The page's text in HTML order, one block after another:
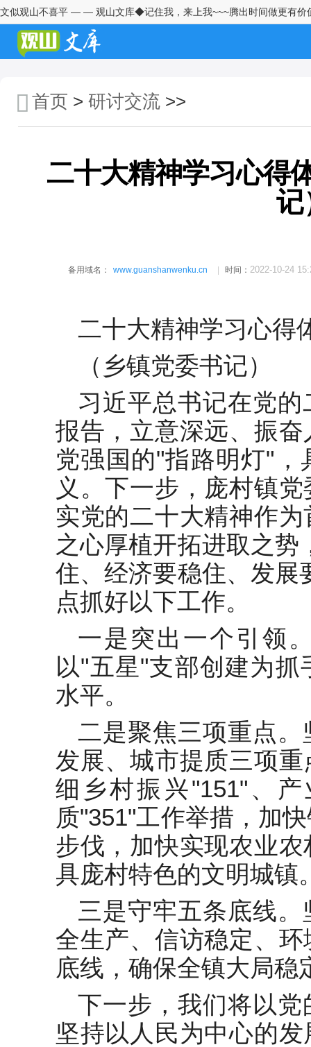
文似观山不喜平 — — 观山文库◆记住我，来上我~~~腾出时间做更有价
首页 > 研讨交流 >>
二十大精神学习心得
记
备用域名： www.guanshanwenku.cn 时间： 2022-10-24
二十大精神学习心得
（乡镇党委书记）
习近平总书记在党
报告，立意深远、振
党强国的"指路明灯"
义。下一步，庞村镇
实党的二十大精神作
之心厚植开拓进取之势
住、经济要稳住、发展
点抓好以下工作。
一是突出一个引领
以"五星"支部创建为
水平。
二是聚焦三项重点
发展、城市提质三项
细乡村振兴"151"、
质"351"工作举措，加
步伐，加快实现农业
具庞村特色的文明城镇
三是守牢五条底线
全生产、信访稳定、
底线，确保全镇大局稳
下一步，我们将以
坚持以人民为中心的
学习2026年中央一号文件精神心
得体会2
深学细悟强担当实干笃行建新功
——学习习近平总书记两会重要
村党支部书记赴某村跟班学习心
徒弟代表在2025年“青蓝工程”师
徒结对仪式上的发言
学习《中央一号文件》心得体会
以“精、浸、劲”完整学习宣传贯
彻二十届三中全会精神发言稿
在在2025年春季学期第二十周升
旗典礼上的发言：七七钟声长鸣
吾辈砥砺前行
学习贯彻党的二十届三中全会精
神研讨交流材料8